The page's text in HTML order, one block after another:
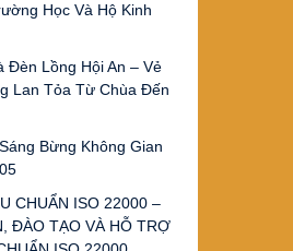
Học Và Hộ Kinh
Đèn Lồng Hội An – Vẻ
Lan Tỏa Từ Chùa Đến
Bừng Không Gian
CHUẨN ISO 22000 –
ĐÀO TẠO VÀ HỖ TRỢ